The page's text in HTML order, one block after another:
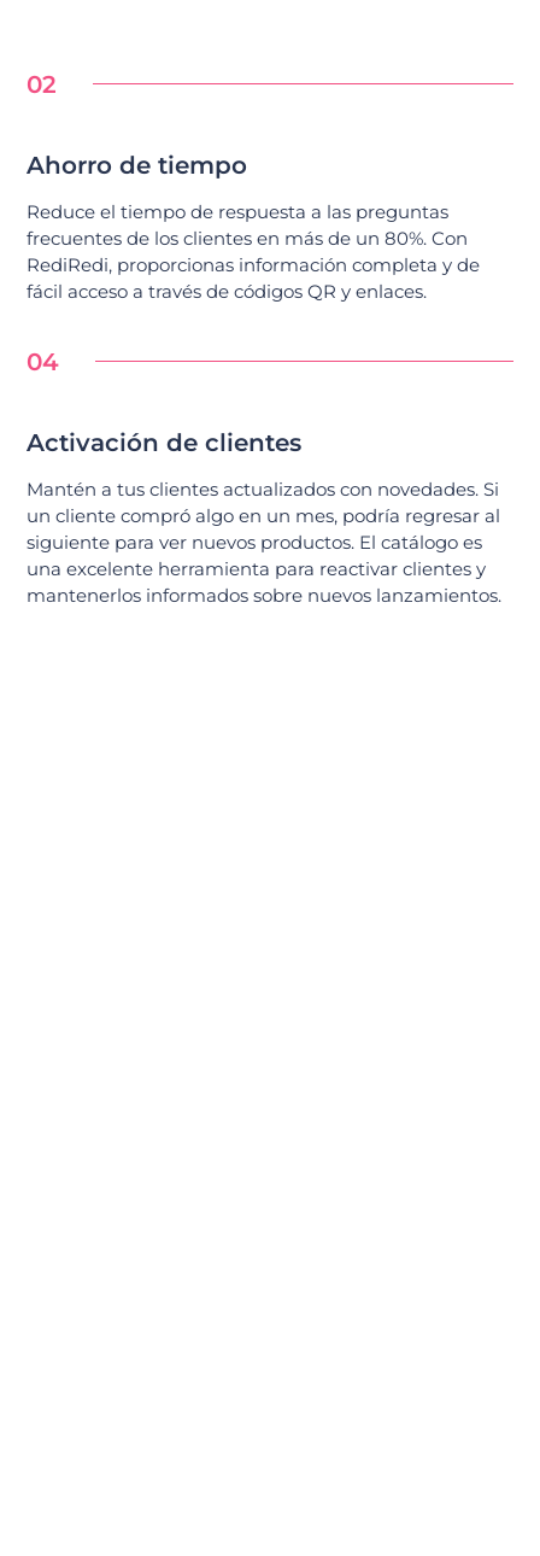
02
Ahorro de tiempo
Reduce el tiempo de respuesta a las preguntas
frecuentes de los clientes en más de un 80%. Con
RediRedi, proporcionas información completa y de
fácil acceso a través de códigos QR y enlaces.
04
Activación de clientes
Mantén a tus clientes actualizados con novedades. Si
un cliente compró algo en un mes, podría regresar al
siguiente para ver nuevos productos. El catálogo es
una excelente herramienta para reactivar clientes y
mantenerlos informados sobre nuevos lanzamientos.